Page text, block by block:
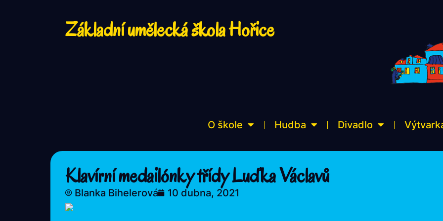
Základní umělecká škola Hořice
O škole Hudba Divadlo
Klavírní medailónky třídy Luďka Václavů
Blanka Bihelerová 10 dubna, 2021